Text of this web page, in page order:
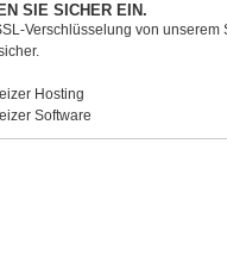
SIE SICHER EIN.
Verschlüsselung von unserem
Hosting
Software